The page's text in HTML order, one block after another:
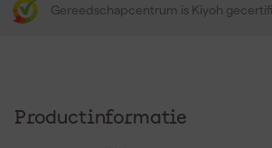
Gereedschapcentrum is Kiyoh
Productinformatie